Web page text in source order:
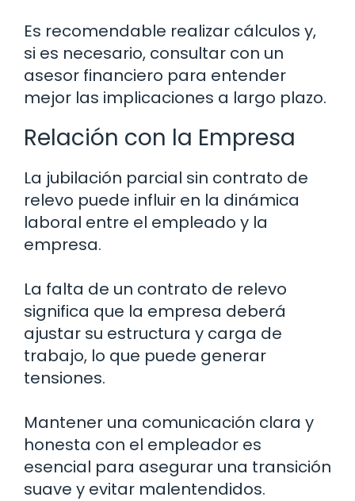
Es recomendable realizar cálculos y,
si es necesario, consultar con un
asesor financiero para entender
mejor las implicaciones a largo plazo.
Relación con la Empresa
La jubilación parcial sin contrato de
relevo puede influir en la dinámica
laboral entre el empleado y la
empresa.
La falta de un contrato de relevo
significa que la empresa deberá
ajustar su estructura y carga de
trabajo, lo que puede generar
tensiones.
Mantener una comunicación clara y
honesta con el empleador es
esencial para asegurar una transición
suave y evitar malentendidos.